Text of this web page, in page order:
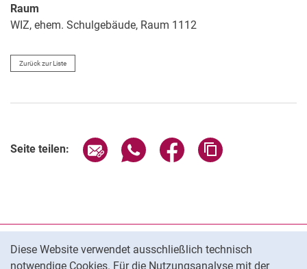
Diese Website verwendet ausschließlich technisch
notwendige Cookies. Für die Nutzungsanalyse mit der
Raum
WIZ, ehem. Schulgebäude, Raum 1112
Zurück zur Liste
Seite teilen: Seite über E-Mail teilen
Seite über WhatsApp teilen
Seite über Facebook
Datenschutz
Barrierefreiheit